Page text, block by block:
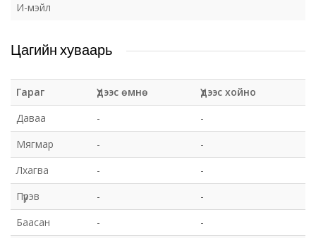
И-мэйл
Цагийн хуваарь
Гараг Үдээс өмнө
Үдээс хойно
Даваа
-
-
Мягмар
-
-
Лхагва
-
-
Пүрэв
-
-
Баасан
-
-